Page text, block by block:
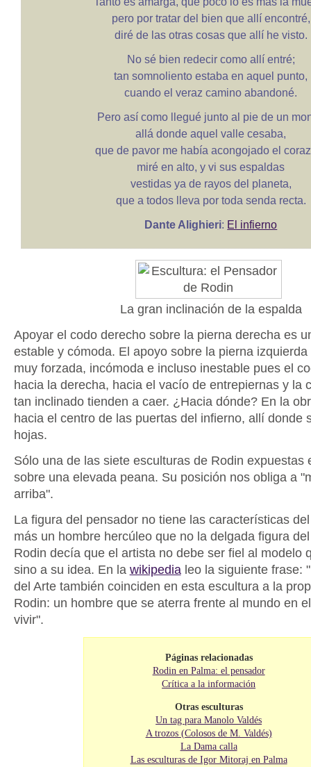
pero por tratar del bien que allí encontré,
diré de las otras cosas que allí he visto.
No sé bien redecir como allí entré;
tan somnoliento estaba en aquel punto,
cuando el veraz camino abandoné.
Pero así como llegué junto al pie de un
allá donde aquel valle cesaba,
que de pavor me había acongojado el
miré en alto, y vi sus espaldas
vestidas ya de rayos del planeta,
que a todos lleva por toda senda recta.
Dante Alighieri: El infierno
La gran inclinación de la espalda
Apoyar el codo derecho sobre la pierna derecha es
estable y cómoda. El apoyo sobre la pierna
muy forzada, incómoda e incluso inestable pues el
hacia la derecha, hacia el vacío de entrepiernas y la
tan inclinado tienden a caer. ¿Hacia dónde? En la
hacia el centro de las puertas del infierno, allí donde
hojas.
Sólo una de las siete esculturas de Rodin expuestas
sobre una elevada peana. Su posición nos obliga a
arriba".
La figura del pensador no tiene las características
más un hombre hercúleo que no la delgada figura
Rodin decía que el artista no debe ser fiel al modelo
sino a su idea. En la wikipedialeo la siguiente frase:
del Arte también coinciden en esta escultura a la
Rodin: un hombre que se aterra frente al mundo en
vivir".
Páginas relacionadas
Rodin en Palma: el pensador
Crítica a la información
Otras esculturas
Un tag para Manolo Valdés
A trozos (Colosos de M. Valdés)
La Dama calla
Las esculturas de Igor Mitoraj en Palma